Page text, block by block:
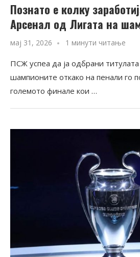
Познато е колку
Арсенал од Лигата на
мај 31, 2026 1 минути читање
ПСЖ успеа да ја одбрани
шампионите откако на пенали го
големото финале кои …